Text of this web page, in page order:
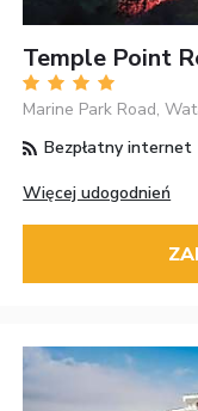
Temple Point
Marine Park Road,
Bezpłatny internet
Więcej udogodnień